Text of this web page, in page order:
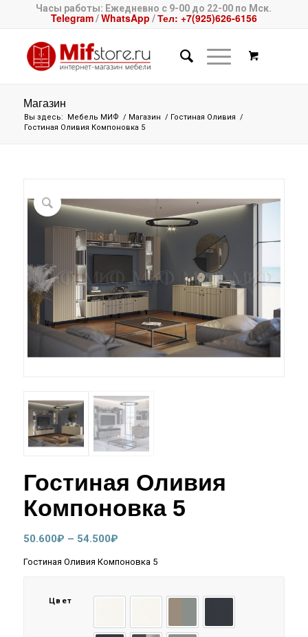
Часы работы: Ежедневно с 9-00 до 22-00 по Мск.
Telegram/WhatsApp /Тел: +7(925)626-6156
Магазин
Вы здесь: Мебель МИФ / Магазин / Гостиная Оливия /
Гостиная Оливия Компоновка 5
Гостиная Оливия
Компоновка 5
50.600₽ – 54.500₽Диапазон
Гостиная Оливия Компоновка 5
Цвет